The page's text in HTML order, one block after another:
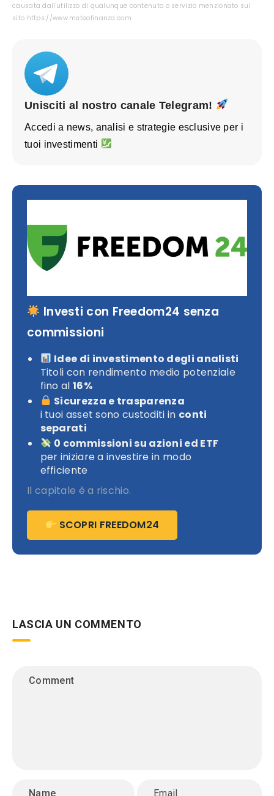
causata dall'utilizzo di qualunque contenuto o servizio menzionato sul
sito https://www.meteofinanza.com.
Unisciti al nostro canale Telegram!
Accedi a news, analisi e strategie esclusive per i
tuoi investimenti
Investi con Freedom24 senza
commissioni
Idee di investimento degli analisti
Titoli con rendimento medio potenziale
fino al 16%
Sicurezza e trasparenza
i tuoi asset sono custoditi in conti
separati
0 commissioni su azioni ed ETF
per iniziare a investire in modo
efficiente
Il capitale è a rischio.
SCOPRI FREEDOM24
LASCIA UN COMMENTO